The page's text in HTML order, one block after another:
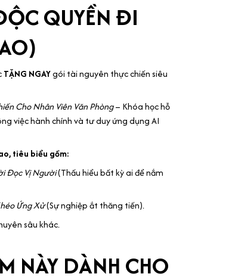
QUYỀN ĐI
TẶNG NGAYgói tài nguyên thực chiến siêu
Cho Nhân Viên Văn Phòng– Khóa học hỗ
việc hành chính và tư duy ứng dụng AI
tiêu biểu gồm:
Đọc Vị Người(Thấu hiểu bất kỳ ai để nắm
Ứng Xử(Sự nghiệp ắt thăng tiến).
sâu khác.
NÀY DÀNH CHO